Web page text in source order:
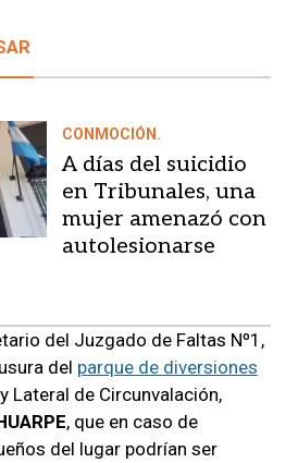
CONMOCIÓN.
A días del suicidio
en Tribunales, una
mujer amenazó con
autolesionarse
del Juzgado de Faltas Nº1,
del parque de diversiones
Lateral de Circunvalación,
, que en caso de
del lugar podrían ser